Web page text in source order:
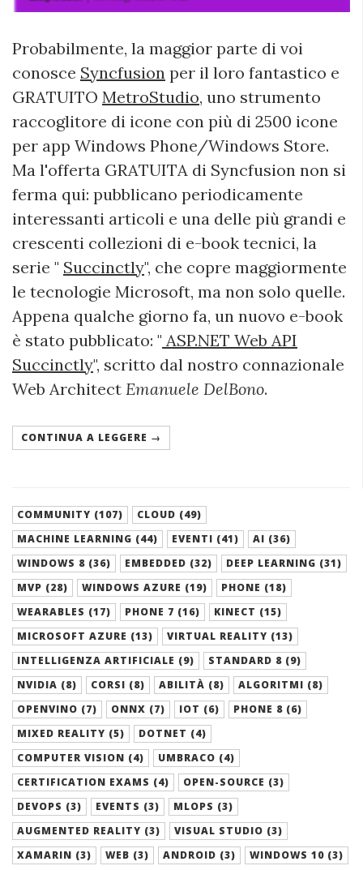
Probabilmente, la maggior parte di voi
conosce Syncfusion per il loro fantastico e
GRATUITO MetroStudio, uno strumento
raccoglitore di icone con più di 2500 icone
per app Windows Phone/Windows Store.
Ma l'offerta GRATUITA di Syncfusion non si
ferma qui: pubblicano periodicamente
interessanti articoli e una delle più grandi e
crescenti collezioni di e-book tecnici, la
serie " Succinctly", che copre maggiormente
le tecnologie Microsoft, ma non solo quelle.
Appena qualche giorno fa, un nuovo e-book
è stato pubblicato: " ASP.NET Web API
Succinctly", scritto dal nostro connazionale
Web Architect Emanuele DelBono.
CONTINUA A LEGGERE →
COMMUNITY (107)
CLOUD (49)
MACHINE LEARNING (44)
EVENTI (41)
AI (36)
WINDOWS 8 (36)
EMBEDDED (32)
DEEP LEARNING (31)
MVP (28)
WINDOWS AZURE (19)
PHONE (18)
WEARABLES (17)
PHONE 7 (16)
KINECT (15)
MICROSOFT AZURE (13)
VIRTUAL REALITY (13)
INTELLIGENZA ARTIFICIALE (9)
STANDARD 8 (9)
NVIDIA (8)
CORSI (8) ABILITÀ (8)
ALGORITMI (8)
OPENVINO (7)
ONNX (7) IOT (6)
PHONE 8 (6)
MIXED REALITY (5)
DOTNET (4)
COMPUTER VISION (4)
UMBRACO (4)
CERTIFICATION EXAMS (4)
OPEN-SOURCE (3)
DEVOPS (3)
EVENTS (3)
MLOPS (3)
AUGMENTED REALITY (3)
VISUAL STUDIO (3)
XAMARIN (3)
WEB (3) ANDROID (3)
WINDOWS 10 (3)